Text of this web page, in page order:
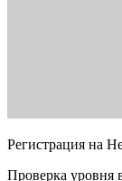
Регистрация на
Проверка уровня